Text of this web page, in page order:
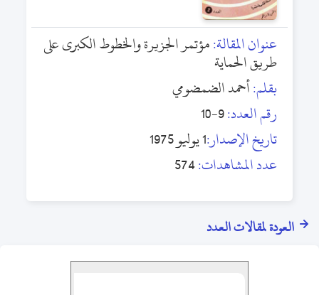
عنوان المقالة:مؤتمر الجزيرة والخطوط الكبرى على
طريق الحماية
بقلم:أحمد الضمضومي
رقم العدد:9-10
تاريخ الإصدار:1 يوليو 1975
عدد المشاهدات:574
العودة لمقالات العدد